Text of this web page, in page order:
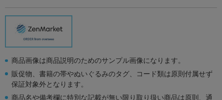
商品画像は商品説明のためのサンプル画像になります。
販促物、書籍の帯やぬいぐるみのタグ、コード類は原則付属せず
保証対象外となります。
商品名や備考欄に特別な記載が無い限り取り扱い商品は原則、通